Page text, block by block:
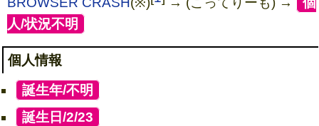
人/状況不明
個人情報
誕生年/不明
誕生日/2/23